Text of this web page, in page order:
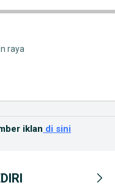
raya
iklan di sini